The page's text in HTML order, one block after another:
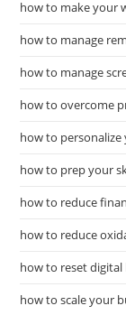
how to make your
how to manage
how to manage
how to overcome
how to personalize
how to prep your
how to reduce
how to reduce
how to reset digital
how to scale your